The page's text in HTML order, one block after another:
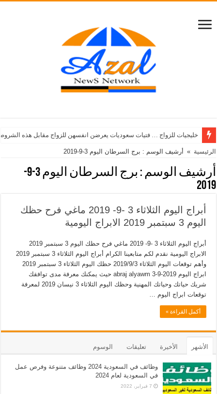
خليجيات للزواج … فتيات سعوديات يعرضن انفسهن للزواج مقابل هذه
الرئيسية » أرشيف الوسم : برج السرطان اليوم 3-9-2019
أرشيف الوسم :
برج السرطان اليوم 3-9-
2019
أبراج اليوم الثلاثاء 3 -9- 2019 ماغي فرح حظك
اليوم 3 سبتمبر 2019 الابراج اليومية
أبراج اليوم الثلاثاء 3 -9- 2019 ماغي فرح حظك اليوم 3 سبتمبر 2019
الابراج اليومية نقدم لكم متابعينا الكرام أبراج اليوم الثلاثاء 3 سبتمبر 2019
وأهم توقعات اليوم الثلاثاء 2019/9/3 حظك اليوم الثلاثاء 3 سبتمبر 2019
ابراج اليوم abraj alyawm 3-9-2019 حيث يمكنك معرفة مدى توافقك
شريك حياتك وحياتك المهنية وحظك اليوم الثلاثاء 3 نيسان 2019 لمعرفة
توقعات ابراج اليوم …
أكمل القراءة »
الأشهر الأخيرة تعليقات الوسوم
وظائف في السعودية 2024 وظائف متنوعة وفرص عمل
في السعودية لعام 2024
7 فبراير، 2022